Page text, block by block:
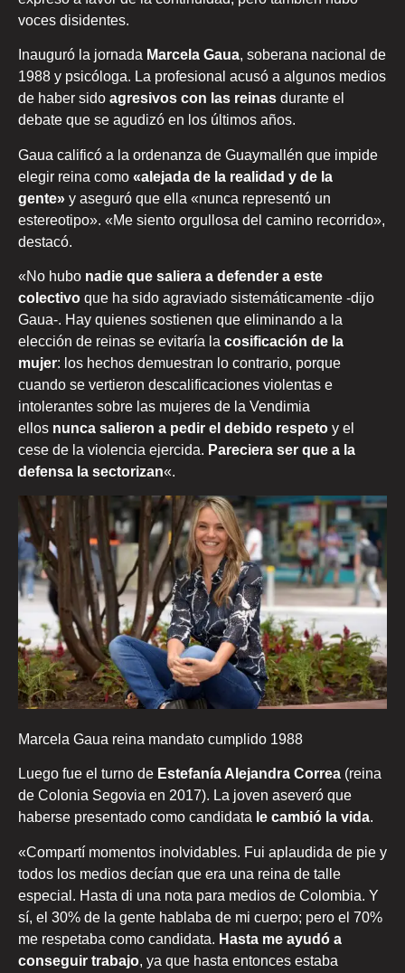
voces disidentes.
Inauguró la jornada Marcela Gaua, soberana nacional de
1988 y psicóloga. La profesional acusó a algunos medios
de haber sido agresivos con las reinas durante el
debate que se agudizó en los últimos años.
Gaua calificó a la ordenanza de Guaymallén que impide
elegir reina como «alejada de la realidad y de la
gente» y aseguró que ella «nunca representó un
estereotipo». «Me siento orgullosa del camino recorrido»,
destacó.
«No hubo nadie que saliera a defender a este
colectivo que ha sido agraviado sistemáticamente -dijo
Gaua-. Hay quienes sostienen que eliminando a la
elección de reinas se evitaría la cosificación de la
mujer: los hechos demuestran lo contrario, porque
cuando se vertieron descalificaciones violentas e
intolerantes sobre las mujeres de la Vendimia
ellos nunca salieron a pedir el debido respeto y el
cese de la violencia ejercida. Pareciera ser que a la
defensa la sectorizan«.
Marcela Gaua reina mandato cumplido 1988
Luego fue el turno de Estefanía Alejandra Correa (reina
de Colonia Segovia en 2017). La joven aseveró que
haberse presentado como candidata le cambió la vida.
«Compartí momentos inolvidables. Fui aplaudida de pie y
todos los medios decían que era una reina de talle
especial. Hasta di una nota para medios de Colombia. Y
sí, el 30% de la gente hablaba de mi cuerpo; pero el 70%
me respetaba como candidata. Hasta me ayudó a
conseguir trabajo, ya que hasta entonces estaba